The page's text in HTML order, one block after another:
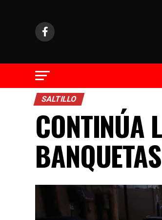
SALTILLO
CONTINÚA